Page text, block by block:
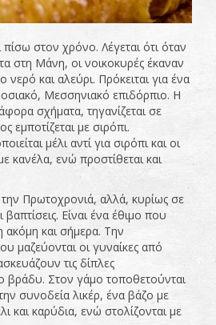
πίσω στον χρόνο. Λέγεται ότι όταν
στη Μάνη, οι νοικοκυρές έκαναν
νερό και αλεύρι. Πρόκειται για ένα
Μεσσηνιακό επιδόρπιο. Η
σχήματα, τηγανίζεται σε
εμποτίζεται με σιρόπι.
μέλι αντί για σιρόπι και οι
κανέλα, ενώ προστίθεται και
την Πρωτοχρονιά, αλλά, κυρίως σε
Είναι ένα έθιμο που
ακόμη και σήμερα. Την
μαζεύονται οι γυναίκες από
τις δίπλες
βράδυ. Στον γάμο τοποθετούνται
συνοδεία λικέρ, ένα βάζο με
και καρύδια, ενώ στολίζονται με